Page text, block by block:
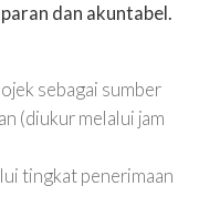
dan akuntabel.
sebagai sumber
(diukur melalui jam
tingkat penerimaan